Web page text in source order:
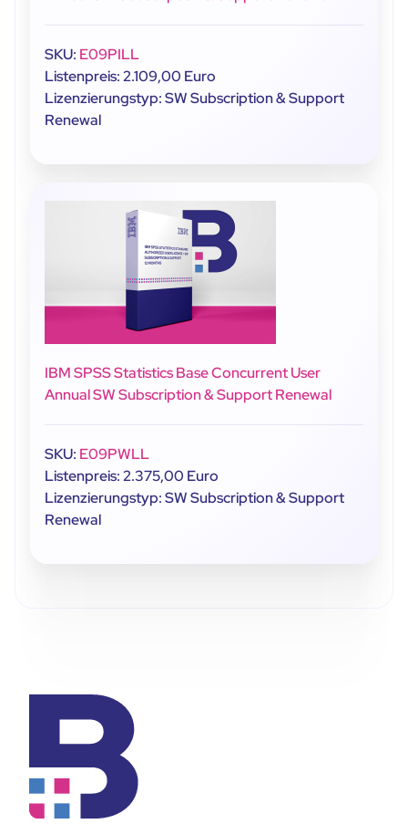
SKU: E09PILL
Listenpreis: 2.109,00 Euro
Lizenzierungstyp: SW Subscription & Support
Renewal
IBM SPSS Statistics Base Concurrent User
Annual SW Subscription & Support Renewal
SKU: E09PWLL
Listenpreis: 2.375,00 Euro
Lizenzierungstyp: SW Subscription & Support
Renewal